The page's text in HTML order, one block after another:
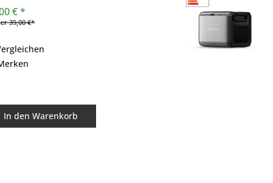
möchten. Mit dieser
Trageschlaufe aus...
€ *
39,00 €*
In den Warenkorb